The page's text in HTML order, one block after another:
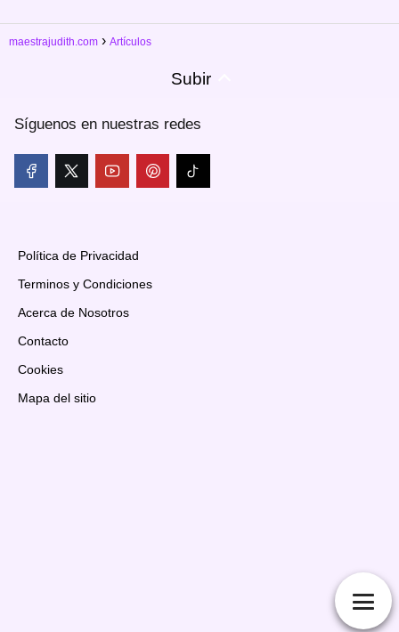
maestrajudith.com Artículos
Subir
Síguenos en nuestras redes
Política de Privacidad
Terminos y Condiciones
Acerca de Nosotros
Contacto
Cookies
Mapa del sitio